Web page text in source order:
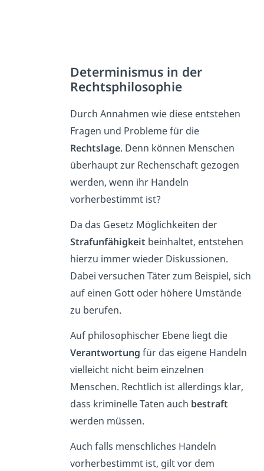
Determinismus in der
Rechtsphilosophie
Durch Annahmen wie diese entstehen
Fragen und Probleme für die
Rechtslage. Denn können Menschen
überhaupt zur Rechenschaft gezogen
werden, wenn ihr Handeln
vorherbestimmt ist?
Da das Gesetz Möglichkeiten der
Strafunfähigkeit beinhaltet, entstehen
hierzu immer wieder Diskussionen.
Dabei versuchen Täter zum Beispiel, sich
auf einen Gott oder höhere Umstände
zu berufen.
Auf philosophischer Ebene liegt die
Verantwortung für das eigene Handeln
vielleicht nicht beim einzelnen
Menschen. Rechtlich ist allerdings klar,
dass kriminelle Taten auch bestraft
werden müssen.
Auch falls menschliches Handeln
vorherbestimmt ist, gilt vor dem